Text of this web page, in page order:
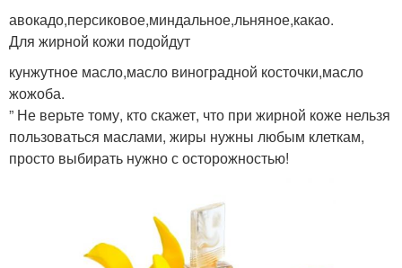
авокадо,персиковое,миндальное,льняное,какао.
Для жирной кожи подойдут
кунжутное масло,масло виноградной косточки,масло
жожоба.
” Не верьте тому, кто скажет, что при жирной коже нельзя
пользоваться маслами, жиры нужны любым клеткам,
просто выбирать нужно с осторожностью!